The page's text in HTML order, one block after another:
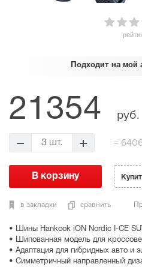
Подходит на мой
• Шины Hankook iON Nordic I-CE
• Шипованная модель для
• Адаптация для гибридных авто и
• Симметричный направленный
21354 руб.
3 шт. =
в закладки сравнить